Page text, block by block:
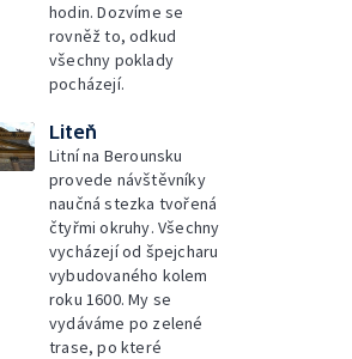
hodin. Dozvíme se
rovněž to, odkud
všechny poklady
pocházejí.
Liteň
Litní na Berounsku
provede návštěvníky
naučná stezka tvořená
čtyřmi okruhy. Všechny
vycházejí od špejcharu
vybudovaného kolem
roku 1600. My se
vydáváme po zelené
trase, po které